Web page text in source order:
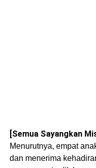
[Semua Sayangkan
Menurutnya, empat
dan menerima